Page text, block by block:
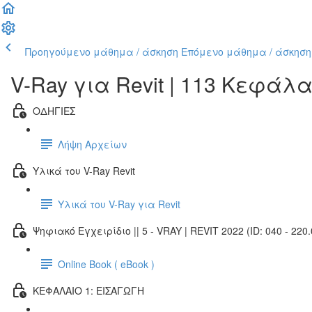
Προηγούμενο μάθημα / άσκηση Επόμενο μάθημα / άσκηση
V-Ray για Revit | 113
ΟΔΗΓΙΕΣ
Λήψη Αρχείων
Υλικά του V-Ray Revit
Υλικά του V-Ray για Revit
Ψηφιακό Εγχειρίδιο || 5 - VRAY | REVIT 2022 (ID: 040 -
Online Book ( eBook )
ΚΕΦΑΛΑΙΟ 1: ΕΙΣΑΓΩΓΗ